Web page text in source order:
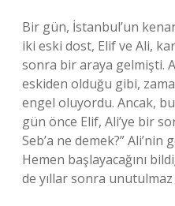
Bir gün, İstanbul’un
iki eski dost, Elif ve Ali,
sonra bir araya gelmişti.
eskiden olduğu gibi,
engel oluyordu. Ancak,
gün önce Elif, Ali’ye bir
Seb’a ne demek?” Ali’nin
Hemen başlayacağını
de yıllar sonra